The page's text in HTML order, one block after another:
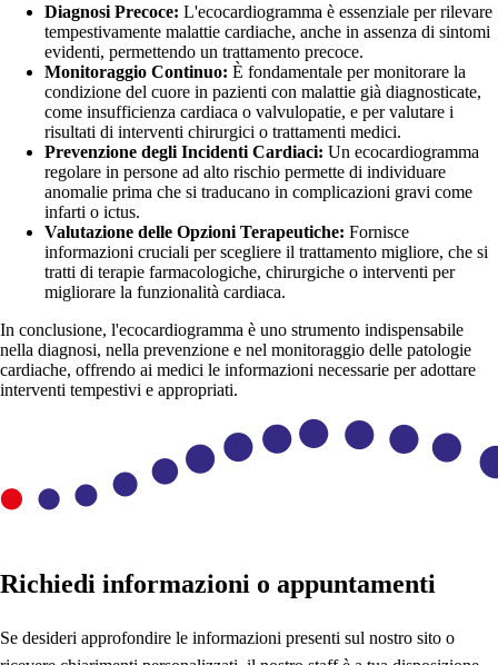
Diagnosi Precoce: L'ecocardiogramma è essenziale per rilevare
tempestivamente malattie cardiache, anche in assenza di sintomi
evidenti, permettendo un trattamento precoce.
Monitoraggio Continuo: È fondamentale per monitorare la
condizione del cuore in pazienti con malattie già diagnosticate,
come insufficienza cardiaca o valvulopatie, e per valutare i
risultati di interventi chirurgici o trattamenti medici.
Prevenzione degli Incidenti Cardiaci: Un ecocardiogramma
regolare in persone ad alto rischio permette di individuare
anomalie prima che si traducano in complicazioni gravi come
infarti o ictus.
Valutazione delle Opzioni Terapeutiche: Fornisce
informazioni cruciali per scegliere il trattamento migliore, che si
tratti di terapie farmacologiche, chirurgiche o interventi per
migliorare la funzionalità cardiaca.
In conclusione, l'ecocardiogramma è uno strumento indispensabile
nella diagnosi, nella prevenzione e nel monitoraggio delle patologie
cardiache, offrendo ai medici le informazioni necessarie per adottare
interventi tempestivi e appropriati.
Richiedi informazioni o appuntamenti
Se desideri approfondire le informazioni presenti sul nostro sito o